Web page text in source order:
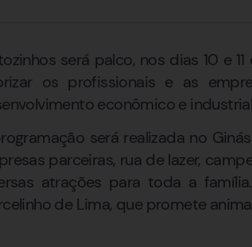
será palco, nos dias 10 e
os profissionais e as
econômico e
será realizada no
parceiras, rua de lazer,
atrações para toda a
de Lima, que promete